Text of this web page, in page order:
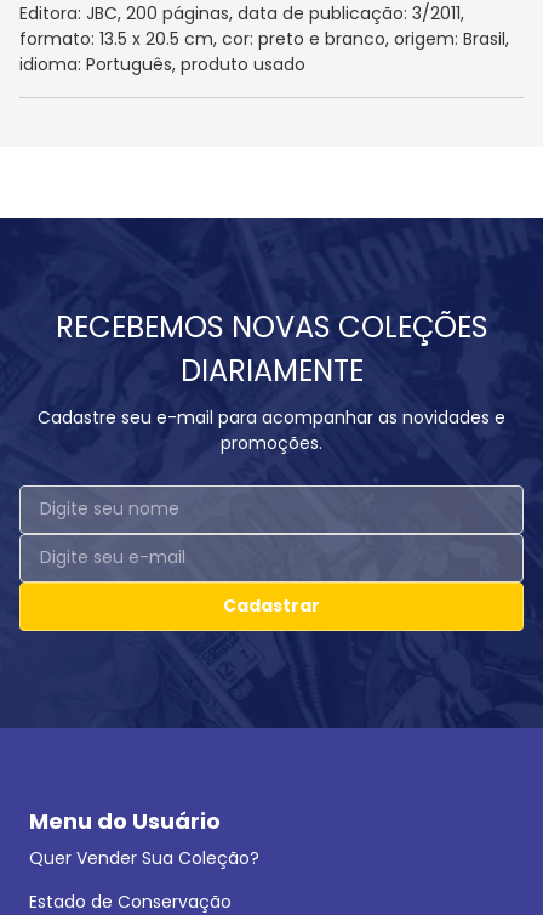
Editora: JBC, 200 páginas, data de publicação: 3/2011,
formato: 13.5 x 20.5 cm, cor: preto e branco, origem: Brasil,
idioma: Português, produto usado
RECEBEMOS NOVAS COLEÇÕES
DIARIAMENTE
Cadastre seu e-mail para acompanhar as novidades e
promoções.
Cadastrar
Menu do Usuário
Quer Vender Sua Coleção?
Estado de Conservação